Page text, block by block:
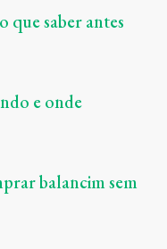
que saber antes
e onde
balancim sem